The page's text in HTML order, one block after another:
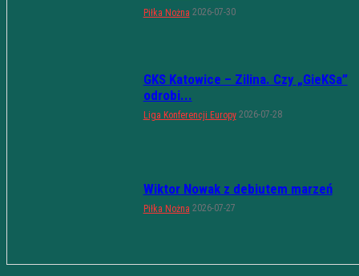
Piłka Nożna 2026-07-30
GKS Katowice – Zilina. Czy „GieKSa”
odrobi...
Liga Konferencji Europy 2026-07-28
Wiktor Nowak z debiutem marzeń
Piłka Nożna 2026-07-27